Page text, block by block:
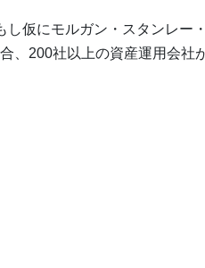
し仮にモルガン・スタンレー
、200社以上の資産運用会社